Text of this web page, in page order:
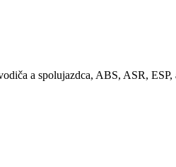
a spolujazdca, ABS, ASR,